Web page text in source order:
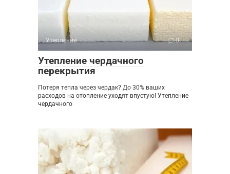
Утепление 0
Утепление чердачного
перекрытия
Потеря тепла через чердак? До 30% ваших
расходов на отопление уходят впустую! Утепление
чердачного